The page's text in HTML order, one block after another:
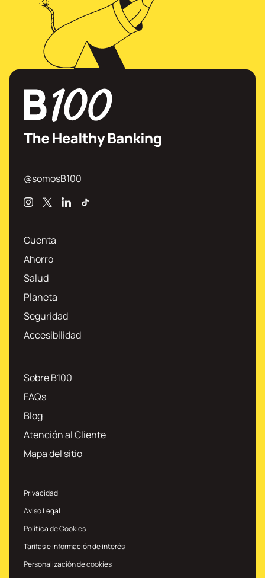
@somosB100
InstagramLinkedin
Cuenta
Ahorro
Salud
Planeta
Seguridad
Accesibilidad
Sobre B100
FAQs
Blog
Atención al Cliente
Mapa del sitio
Privacidad
Aviso Legal
Política de Cookies
Tarifas e información de interés
Personalización de cookies